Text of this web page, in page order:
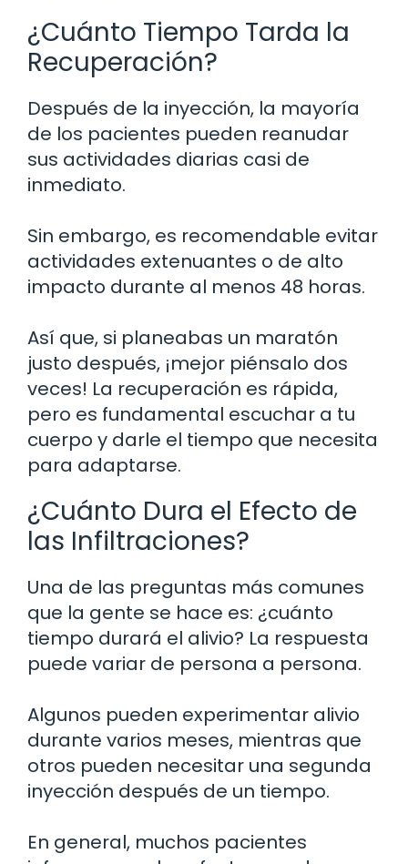
¿Cuánto Tiempo Tarda la
Recuperación?
Después de la inyección, la mayoría
de los pacientes pueden reanudar
sus actividades diarias casi de
inmediato.
Sin embargo, es recomendable evitar
actividades extenuantes o de alto
impacto durante al menos 48 horas.
Así que, si planeabas un maratón
justo después, ¡mejor piénsalo dos
veces! La recuperación es rápida,
pero es fundamental escuchar a tu
cuerpo y darle el tiempo que necesita
para adaptarse.
¿Cuánto Dura el Efecto de
las Infiltraciones?
Una de las preguntas más comunes
que la gente se hace es: ¿cuánto
tiempo durará el alivio? La respuesta
puede variar de persona a persona.
Algunos pueden experimentar alivio
durante varios meses, mientras que
otros pueden necesitar una segunda
inyección después de un tiempo.
En general, muchos pacientes